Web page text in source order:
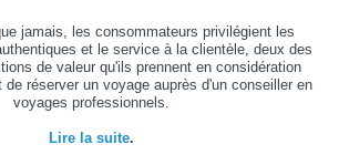
jamais, les consommateurs privilégient les
et le service à la clientèle, deux des
de valeur qu'ils prennent en considération
de réserver un voyage auprès d'un conseiller en
voyages professionnels.
Lire la suite.